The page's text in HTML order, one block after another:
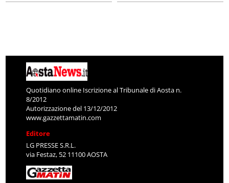
Quotidiano online Iscrizione al Tribunale di Aosta n.
8/2012
Autorizzazione del 13/12/2012
www.gazzettamatin.com
Editore
LG PRESSE S.R.L.
via Festaz, 52 11100 AOSTA